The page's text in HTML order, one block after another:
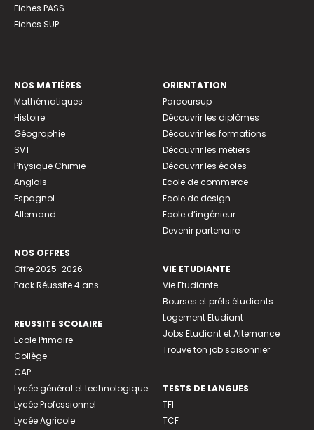
Fiches PASS
Fiches SUP
NOS MATIÈRES
Mathématiques
Histoire
Géographie
SVT
Physique Chimie
Anglais
Espagnol
Allemand
NOS OFFRES
Offre 2025-2026
Pack Réussite 4 ans
REUSSITE SCOLAIRE
Ecole Primaire
Collège
CAP
Lycée général et technologique
Lycée Professionnel
Lycée Agricole
ORIENTATION
Parcoursup
Découvrir les diplômes
Découvrir les formations
Découvrir les métiers
Découvrir les écoles
Ecole de commerce
Ecole de design
Ecole d’ingénieur
Devenir partenaire
VIE ETUDIANTE
Vie Etudiante
Bourses et prêts étudiants
Logement Etudiant
Jobs Etudiant et Alternance
Trouve ton job saisonnier
TESTS DE LANGUES
TFI
TCF